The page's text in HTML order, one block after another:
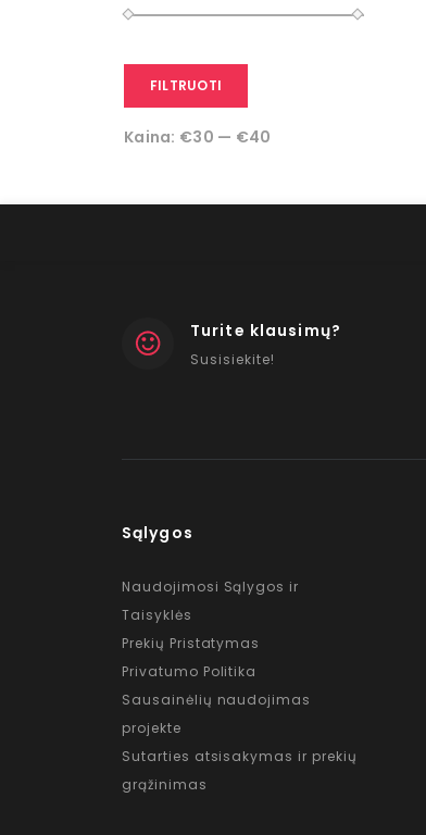
FILTRUOTI
Kaina: €30 — €40
Turite klausimų?
Susisiekite!
Sąlygos
Naudojimosi Sąlygos ir
Taisyklės
Prekių Pristatymas
Privatumo Politika
Sausainėlių naudojimas
projekte
Sutarties atsisakymas ir prekių
grąžinimas